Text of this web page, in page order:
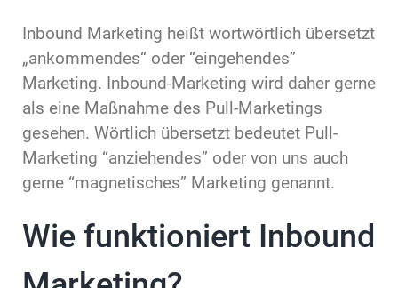
Inbound Marketing heißt wortwörtlich übersetzt
„ankommendes“ oder “eingehendes”
Marketing. Inbound-Marketing wird daher gerne
als eine Maßnahme des Pull-Marketings
gesehen. Wörtlich übersetzt bedeutet Pull-
Marketing “anziehendes” oder von uns auch
gerne “magnetisches” Marketing genannt.
Wie funktioniert Inbound